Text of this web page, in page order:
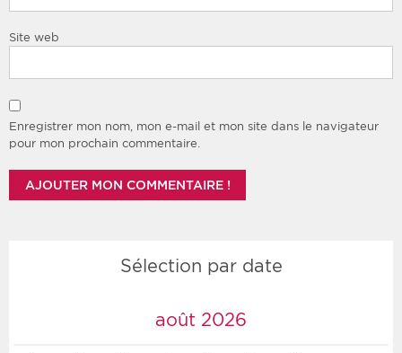
Site web
Enregistrer mon nom, mon e-mail et mon site dans le navigateur
pour mon prochain commentaire.
Sélection par date
août 2026